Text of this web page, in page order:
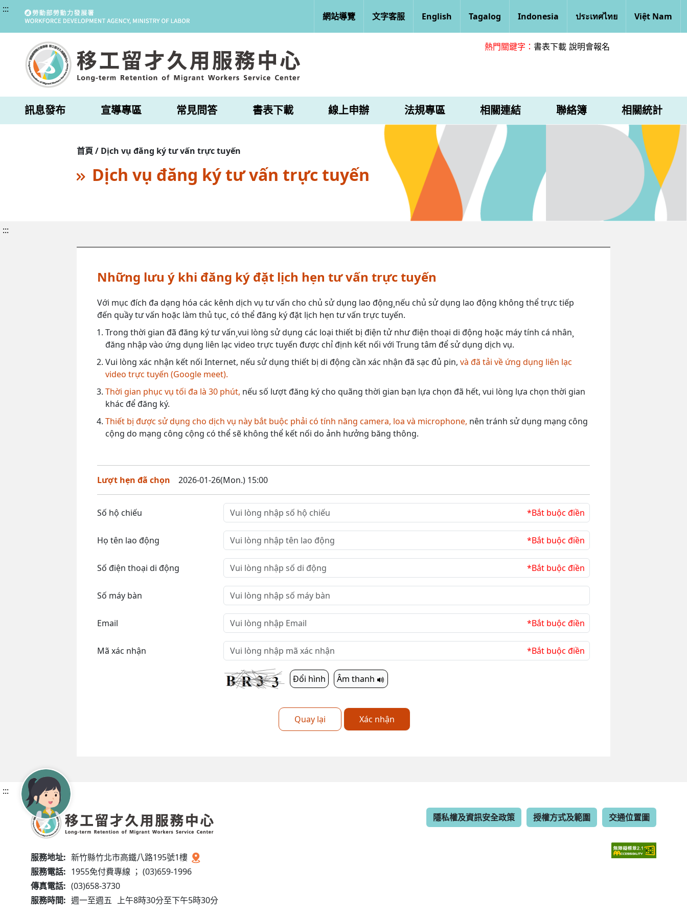
:::
網站導覽 文字客服 English Tagalog Indonesia ประเทศไทย Việt Nam
熱門關鍵字： 書表下載 說明會報名
訊息發布 宣導專區 常見問答 書表下載 線上申辦 法規專區 相關連結 聯絡簿 相關統計
首頁 / Dịch vụ đăng ký tư vấn trực tuyến
Dịch vụ đăng ký tư vấn trực tuyến
:::
Những lưu ý khi đăng ký đặt lịch hẹn tư vấn trực tuyến
Với mục đích đa dạng hóa các kênh dịch vụ tư vấn cho chủ sử dụng lao động¸nếu chủ sử dụng lao động không thể trực tiếp
đến quầy tư vấn hoặc làm thủ tục¸ có thể đăng ký đặt lịch hẹn tư vấn trực tuyến.
Trong thời gian đã đăng ký tư vấn¸vui lòng sử dụng các loại thiết bị điện tử như điện thoại di động hoặc máy tính cá nhân¸
đăng nhập vào ứng dụng liên lạc video trực tuyến được chỉ định kết nối với Trung tâm để sử dụng dịch vụ.
Vui lòng xác nhận kết nối Internet, nếu sử dụng thiết bị di động cần xác nhận đã sạc đủ pin, và đã tải về ứng dụng liên lạc
video trực tuyến (Google meet).
Thời gian phục vụ tối đa là 30 phút, nếu số lượt đăng ký cho quãng thời gian bạn lựa chọn đã hết, vui lòng lựa chọn thời gian
khác để đăng ký.
Thiết bị được sử dụng cho dịch vụ này bắt buộc phải có tính năng camera, loa và microphone, nên tránh sử dụng mạng công
cộng do mạng công cộng có thể sẽ không thể kết nối do ảnh hưởng băng thông.
Lượt hẹn đã chọn 2026-01-26(Mon.) 15:00
Số hộ chiếu *Bắt buộc điền
Họ tên lao động *Bắt buộc điền
Số điện thoại di động *Bắt buộc điền
Số máy bàn
Email *Bắt buộc điền
Mã xác nhận *Bắt buộc điền
Đổi hình Âm thanh
Quay lại Xác nhận
:::
服務地址: 新竹縣竹北市高鐵八路195號1樓
服務電話: 1955免付費專線 ； (03)659-1996
傳真電話: (03)658-3730
服務時間: 週一至週五 上午8時30分至下午5時30分
隱私權及資訊安全政策 授權方式及範圍 交通位置圖